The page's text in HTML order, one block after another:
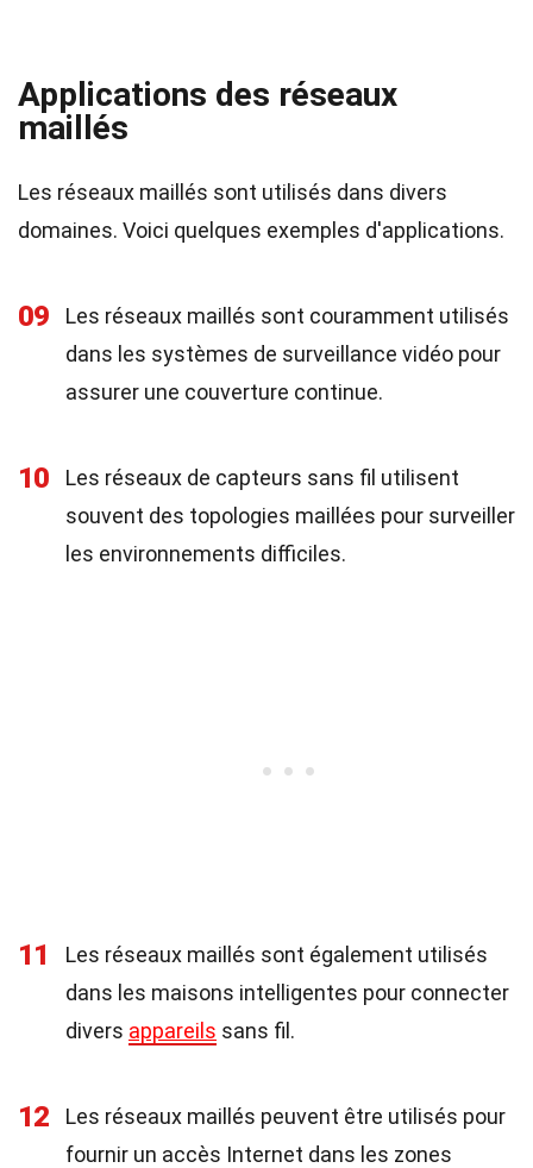
Applications des réseaux
maillés
Les réseaux maillés sont utilisés dans divers
domaines. Voici quelques exemples d'applications.
09
Les réseaux maillés sont couramment utilisés
dans les systèmes de surveillance vidéo pour
assurer une couverture continue.
10
Les réseaux de capteurs sans fil utilisent
souvent des topologies maillées pour surveiller
les environnements difficiles.
11
Les réseaux maillés sont également utilisés
dans les maisons intelligentes pour connecter
divers appareils sans fil.
12
Les réseaux maillés peuvent être utilisés pour
fournir un accès Internet dans les zones